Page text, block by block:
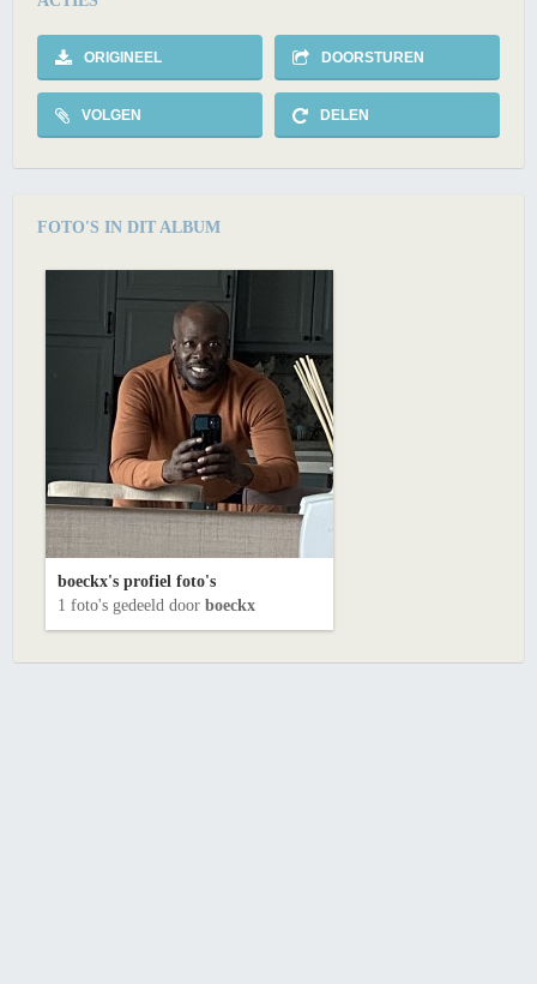
ORIGINEEL DOORSTUREN
VOLGEN DELEN
FOTO'S IN DIT ALBUM
boeckx's profiel foto's
1 foto's gedeeld door boeckx